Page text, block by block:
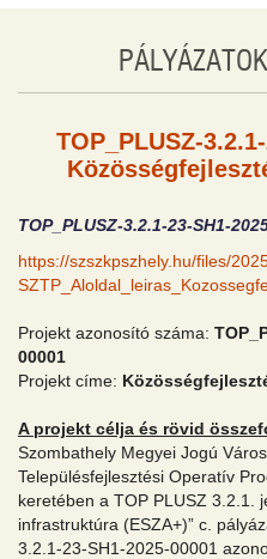
TOP_PLUSZ-
TOP_PLUSZ-3.2.1-23-SH1-
https://szszkpszhely.hu/files/
Projekt azonosító száma:
00001
Projekt címe:
A projekt célja és rövid
Szombathely Megyei Jogú
Településfejlesztési Operatív
keretében a TOP PLUSZ 3.2.1.
infrastruktúra (ESZA+)” c.
3.2.1-23-SH1-2025-00001